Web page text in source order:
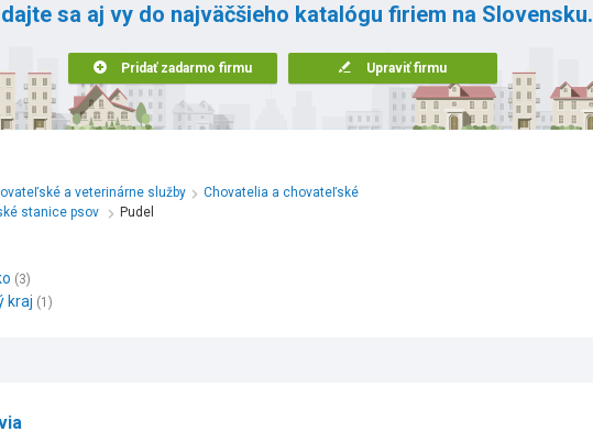
sa aj vy do najväčšieho katalógu firiem na Slovensku.
Pridať zadarmo firmu Upraviť firmu
a veterinárne služby
Chovatelia a chovateľské
stanice psov Pudel
(3)
kraj (1)